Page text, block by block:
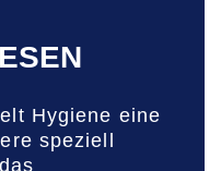
Hygiene eine
speziell